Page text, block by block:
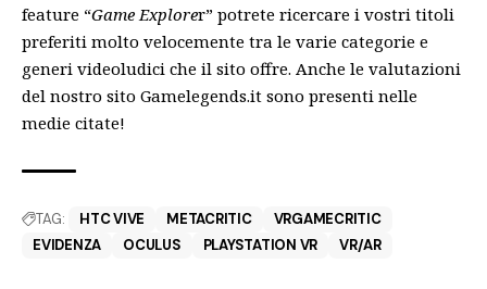
feature “Game Explorer” potrete ricercare i vostri titoli
preferiti molto velocemente tra le varie categorie e
generi videoludici che il sito offre. Anche le valutazioni
del nostro sito Gamelegends.it sono presenti nelle
medie citate!
TAG: HTC VIVE METACRITIC
VRGAMECRITIC
EVIDENZA
OCULUS PLAYSTATION VR VR/AR